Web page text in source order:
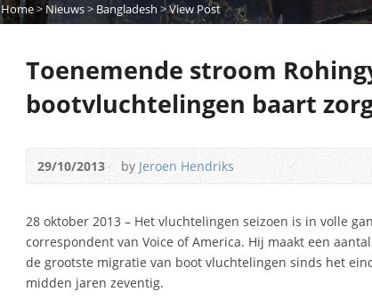
Home>Nieuws> Bangladesh >View Post
Toenemende stroom
bootvluchtelingen baart
29/10/2013 by Jeroen Hendriks
28 oktober 2013 – Het vluchtelingen seizoen is in volle
correspondent van Voice of America. Hij maakt een
de grootste migratie van boot vluchtelingen sinds het
midden jaren zeventig.